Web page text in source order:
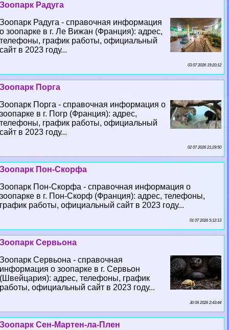
Зоопарк Радуга
Зоопарк Радуга - справочная информация
о зоопарке в г. Ле Вижан (Франция): адрес,
телефоны, график работы, официальный
сайт в 2023 году...
03 07 2026 19:20:12
Зоопарк Порга
Зоопарк Порга - справочная информация о
зоопарке в г. Погр (Франция): адрес,
телефоны, график работы, официальный
сайт в 2023 году...
02 07 2026 21:29:50
Зоопарк Пон-Скорфа
Зоопарк Пон-Скорфа - справочная информация о
зоопарке в г. Пон-Скорф (Франция): адрес, телефоны,
график работы, официальный сайт в 2023 году...
01 07 2026 5:12:13
Зоопарк Сервьона
Зоопарк Сервьона - справочная
информация о зоопарке в г. Сервьон
(Швейцария): адрес, телефоны, график
работы, официальный сайт в 2023 году...
30 06 2026 2:43:44
Зоопарк Сен-Мартен-ла-Плен